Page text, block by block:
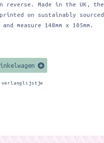
Made in the UK, the
on sustainably sourced
measure 148mm x 105mm.
verlanglijstje